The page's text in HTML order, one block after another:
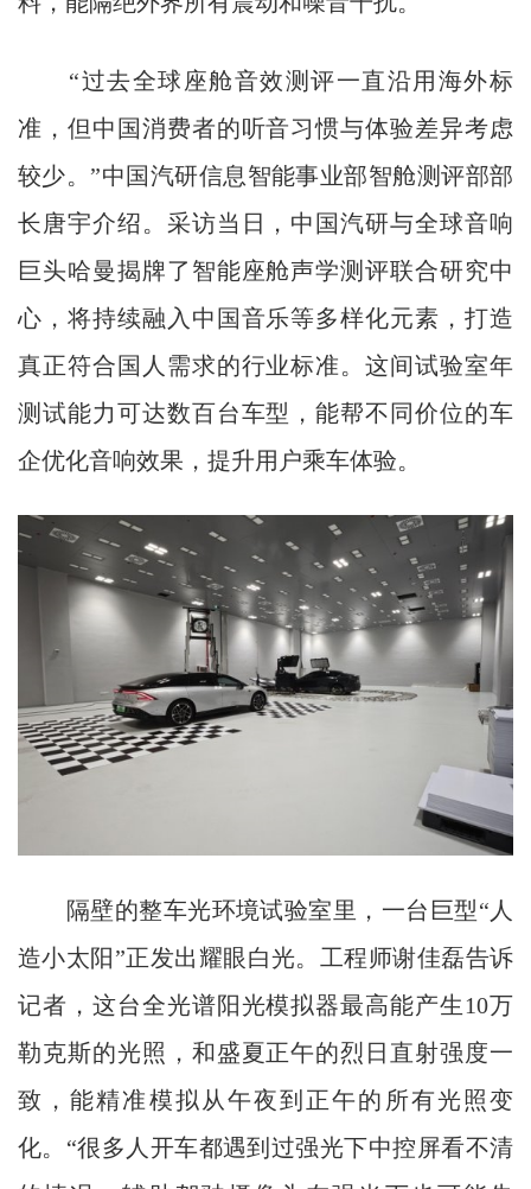
“过去全球座舱音效测评一直沿用海外标
准，但中国消费者的听音习惯与体验差异考虑
较少。”中国汽研信息智能事业部智舱测评部部
长唐宇介绍。采访当日，中国汽研与全球音响
巨头哈曼揭牌了智能座舱声学测评联合研究中
心，将持续融入中国音乐等多样化元素，打造
真正符合国人需求的行业标准。这间试验室年
测试能力可达数百台车型，能帮不同价位的车
企优化音响效果，提升用户乘车体验。
隔壁的整车光环境试验室里，一台巨型“人
造小太阳”正发出耀眼白光。工程师谢佳磊告诉
记者，这台全光谱阳光模拟器最高能产生10万
勒克斯的光照，和盛夏正午的烈日直射强度一
致，能精准模拟从午夜到正午的所有光照变
化。“很多人开车都遇到过强光下中控屏看不清